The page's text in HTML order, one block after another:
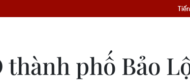
phố Bảo